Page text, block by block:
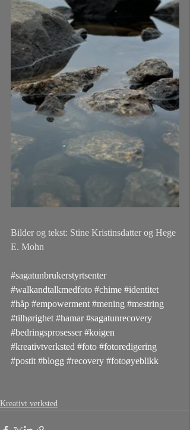
Bilder og tekst: Stine Kristinsdatter og Hege
E. Mohn
#sagatunbrukerstyrtsenter
#walkandtalkmedfoto #chime #identitet
#håp #empowerment #mening #mestring
#tilhørighet #hamar #sagatunrecovery
#bedringsprosesser #koigen
#kreativtverksted #foto #fotoredigering
#postit #blogg #recovery #fotoøyeblikk
Kreativt verksted